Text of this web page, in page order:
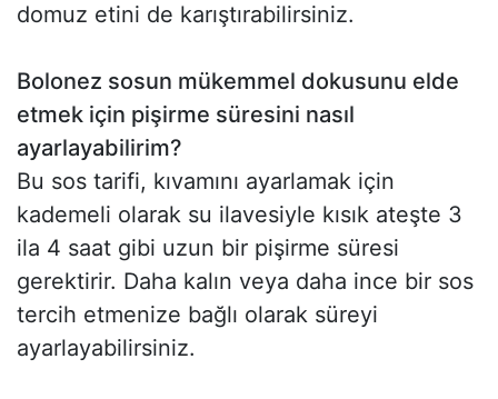
domuz etini de karıştırabilirsiniz.
Bolonez sosun mükemmel dokusunu elde
etmek için pişirme süresini nasıl
ayarlayabilirim?
Bu sos tarifi, kıvamını ayarlamak için
kademeli olarak su ilavesiyle kısık ateşte 3
ila 4 saat gibi uzun bir pişirme süresi
gerektirir. Daha kalın veya daha ince bir sos
tercih etmenize bağlı olarak süreyi
ayarlayabilirsiniz.